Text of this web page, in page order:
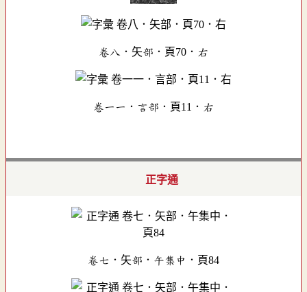
卷八．矢部．頁70．右
卷一一．言部．頁11．右
正字通
卷七．矢部．午集中．頁84